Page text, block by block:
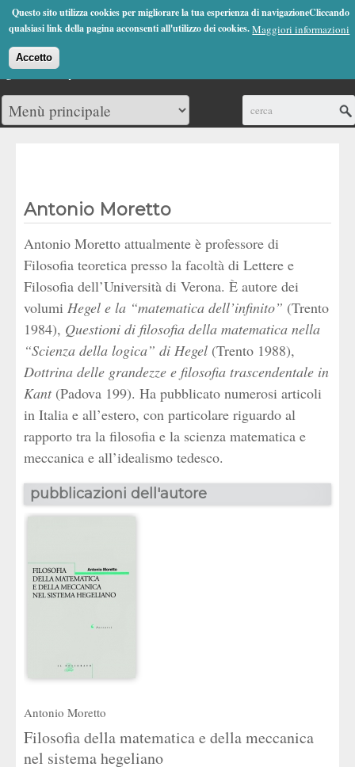
Questo sito utilizza cookies per migliorare la tua esperienza di navigazioneCliccando
qualsiasi link della pagina acconsenti all'utilizzo dei cookies.Maggiori informazioni
Accetto
Jump to Navigation
(0)
Antonio Moretto
Antonio Moretto attualmente è professore di
Filosofia teoretica presso la facoltà di Lettere e
Filosofia dell’Università di Verona. È autore dei
volumi Hegel e la “matematica dell’infinito” (Trento
1984), Questioni di filosofia della matematica nella
“Scienza della logica” di Hegel (Trento 1988),
Dottrina delle grandezze e filosofia trascendentale in
Kant(Padova 199). Ha pubblicato numerosi articoli
in Italia e all’estero, con particolare riguardo al
rapporto tra la filosofia e la scienza matematica e
meccanica e all’idealismo tedesco.
pubblicazioni dell'autore
Antonio Moretto
Filosofia della matematica e della meccanica
nel sistema hegeliano